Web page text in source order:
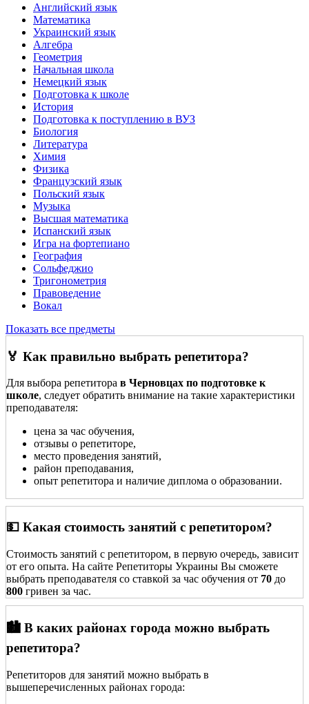
Английский язык
Математика
Украинский язык
Алгебра
Геометрия
Начальная школа
Немецкий язык
Подготовка к школе
История
Подготовка к поступлению в ВУЗ
Биология
Литература
Химия
Физика
Французский язык
Польский язык
Музыка
Высшая математика
Испанский язык
Игра на фортепиано
География
Сольфеджио
Тригонометрия
Правоведение
Вокал
Показать все предметы
🏅 Как правильно выбрать репетитора?
Для выбора репетитора в Черновцах по подготовке к
школе, следует обратить внимание на такие характеристики
преподавателя:
цена за час обучения,
отзывы о репетиторе,
место проведения занятий,
район преподавания,
опыт репетитора и наличие диплома о образовании.
💵 Какая стоимость занятий с репетитором?
Стоимость занятий с репетитором, в первую очередь, зависит
от его опыта. На сайте Репетиторы Украины Вы сможете
выбрать преподавателя со ставкой за час обучения от 70 до
800 гривен за час.
🏙️ В каких районах города можно выбрать
репетитора?
Репетиторов для занятий можно выбрать в
вышеперечисленных районах города: